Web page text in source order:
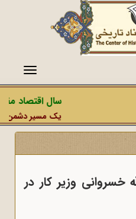
منو
سال اقتصاد
یک مسیر دشمن،
خسروانی وزیر کار در